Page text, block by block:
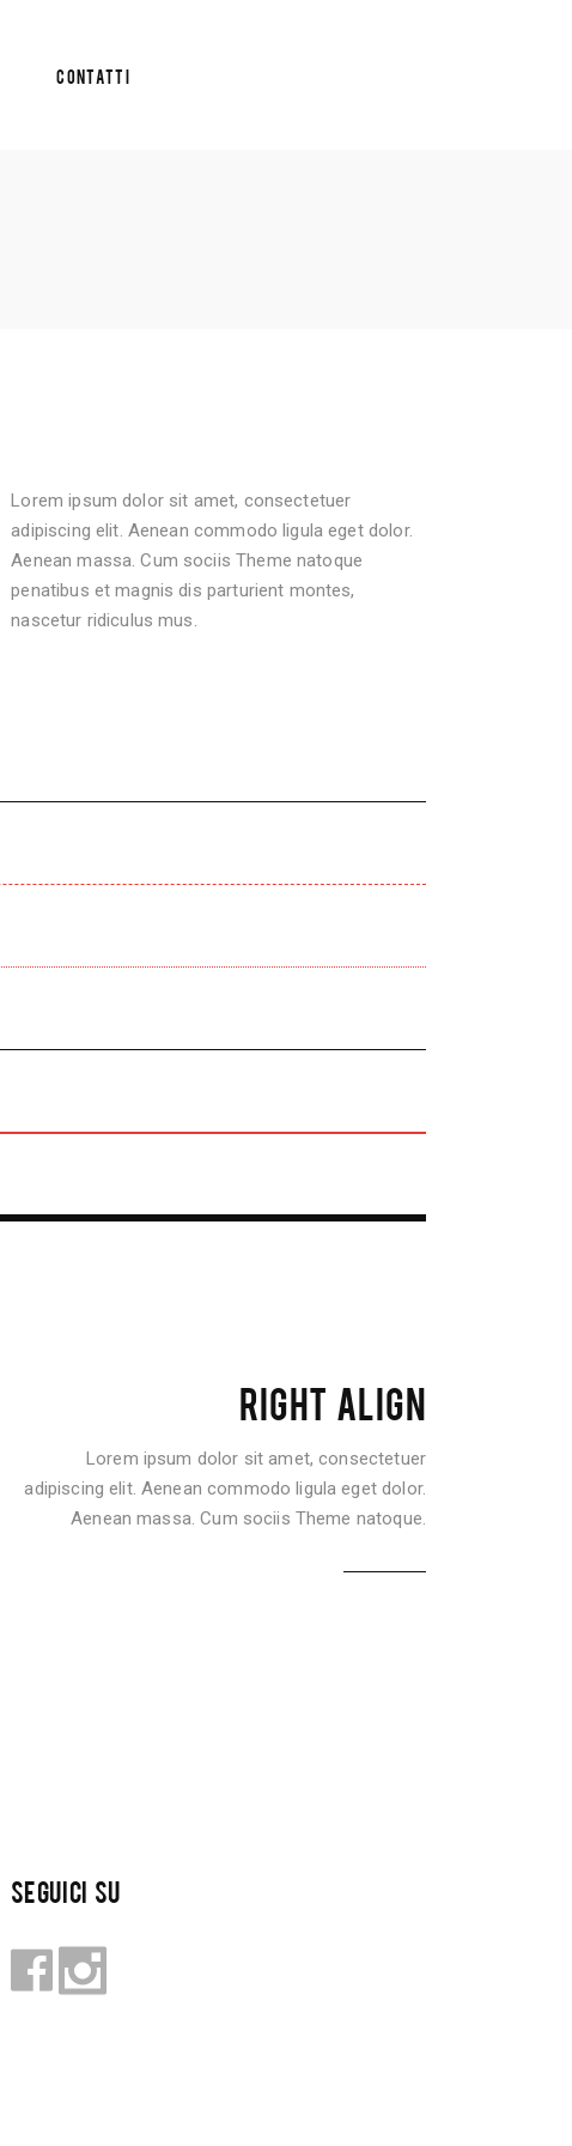
Contatti
Lorem ipsum dolor sit amet, consectetuer
adipiscing elit. Aenean commodo ligula eget dolor.
Aenean massa. Cum sociis Theme natoque
penatibus et magnis dis parturient montes,
nascetur ridiculus mus.
RIGHT ALIGN
Lorem ipsum dolor sit amet, consectetuer
adipiscing elit. Aenean commodo ligula eget dolor.
Aenean massa. Cum sociis Theme natoque.
SEGUICI SU